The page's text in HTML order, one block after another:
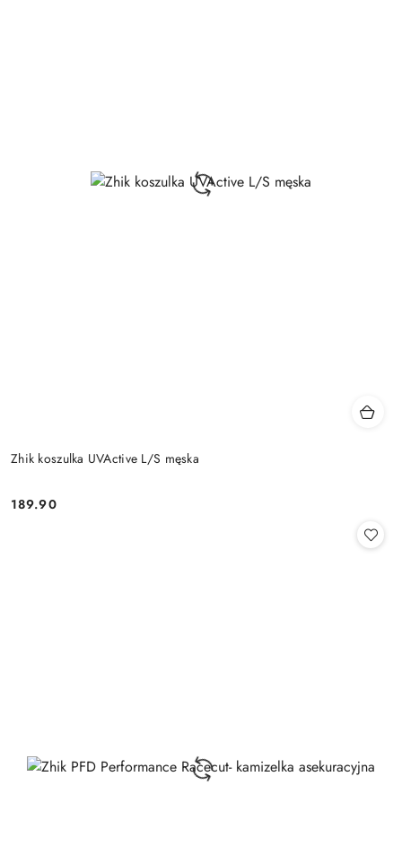
Zhik koszulka UVActive L/S męska
Cena:
189.90